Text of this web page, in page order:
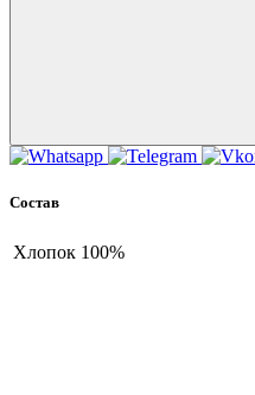
Состав
Хлопок 100%